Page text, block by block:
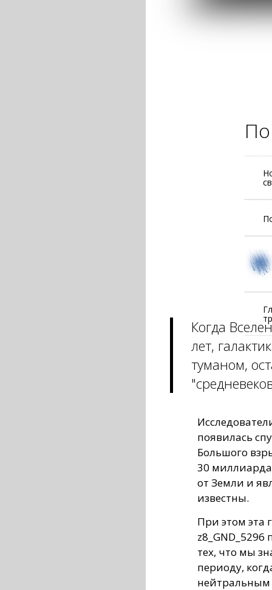
Когда
лет,
туманом,
появилась
Большого
30
от Земли и
известны.
При этом эта
z8_GND_5296
тех, что мы
периоду,
нейтральным